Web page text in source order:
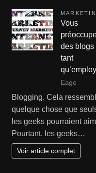
Vous
des blogs
tant
Eago
Blogging. Cela
quelque chose que
les geeks pourraient
Pourtant, les geeks…
Voir article complet